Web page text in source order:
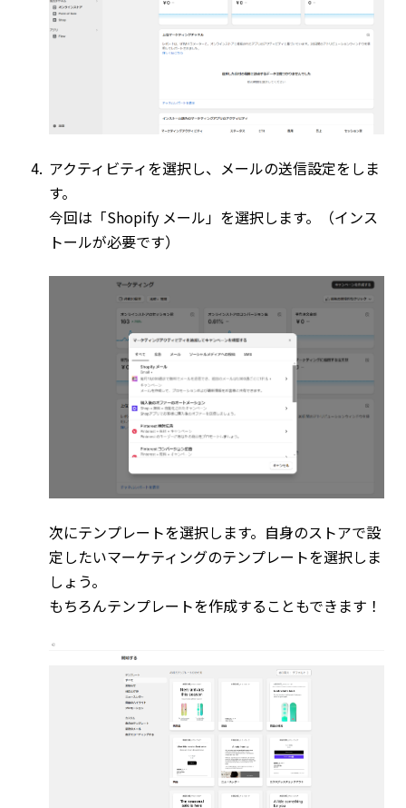
アクティビティを選択し、メールの送信設定をしま
す。
今回は「Shopify メール」を選択します。（インス
トールが必要です）
次にテンプレートを選択します。自身のストアで設
定したいマーケティングのテンプレートを選択しま
しょう。
もちろんテンプレートを作成することもできます！